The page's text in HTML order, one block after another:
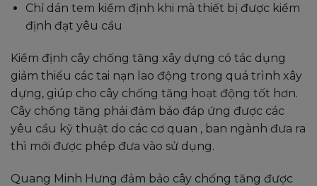
Chỉ dán tem kiểm định khi mà thiết bị được kiểm
định đạt yêu cầu
Kiểm định cây chống tăng xây dựng có tác dụng
giảm thiểu các tai nạn lao động trong quá trình xây
dựng, giúp cho cây chống tăng hoạt động tốt hơn.
Cây chống tăng phải đảm bảo đáp ứng được các
yêu cầu kỹ thuật do các cơ quan , ban ngành đưa ra
thì mới được phép đưa vào sử dụng.
Quang Minh Hưng đảm bảo cây chống tăng được